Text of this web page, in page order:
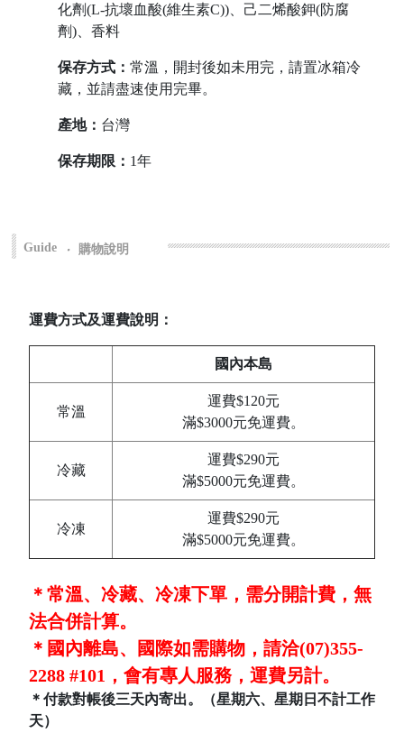
化劑(L-抗壞血酸(維生素C))、己二烯酸鉀(防腐
劑)、香料
保存方式： 常溫，開封後如未用完，請置冰箱冷
藏，並請盡速使用完畢。
產地： 台灣
保存期限： 1年
Guide ‧ 購物說明
運費方式及運費說明：
國內本島
常溫
運費$120元
滿$3000元免運費。
冷藏
運費$290元
滿$5000元免運費。
冷凍
運費$290元
滿$5000元免運費。
＊常溫、冷藏、冷凍下單，需分開計費，無
法合併計算。
＊國內離島、國際如需購物，請洽(07)355-
2288 #101，會有專人服務，運費另計。
＊付款對帳後三天內寄出。（星期六、星期日不計工作
天）